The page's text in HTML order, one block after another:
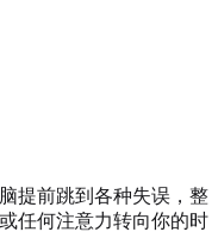
提前跳到各种失误，整
任何注意力转向你的时